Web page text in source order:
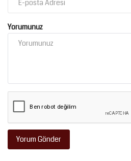
Yorumunuz
Yorum Gönder